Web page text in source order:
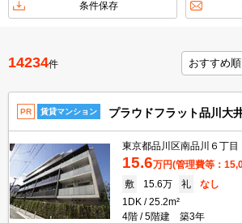
不動産会社か
TOP
条件保存
14234件
PR 賃貸マンション プラウドフラット品川大
東京都品川区南品川６丁目
15.6万円(管理費等：
敷
15.6万 礼
なし
1DK
25.2m²
4階
5階建 築3年